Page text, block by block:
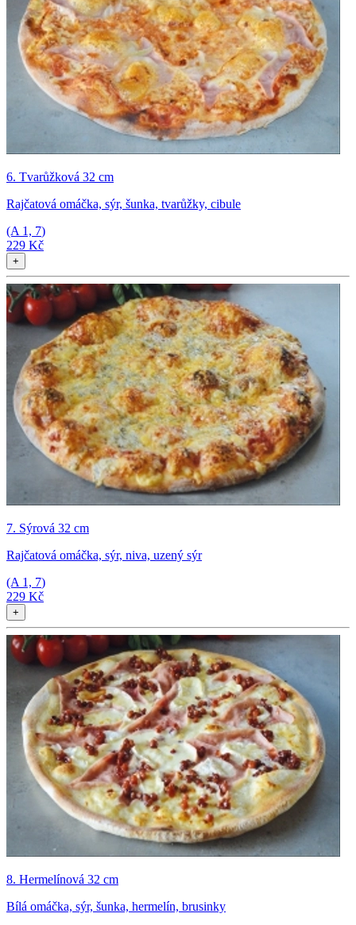
6. Tvarůžková 32 cm
Rajčatová omáčka, sýr, šunka, tvarůžky, cibule
(A 1, 7)
229 Kč
+
7. Sýrová 32 cm
Rajčatová omáčka, sýr, niva, uzený sýr
(A 1, 7)
229 Kč
+
8. Hermelínová 32 cm
Bílá omáčka, sýr, šunka, hermelín, brusinky